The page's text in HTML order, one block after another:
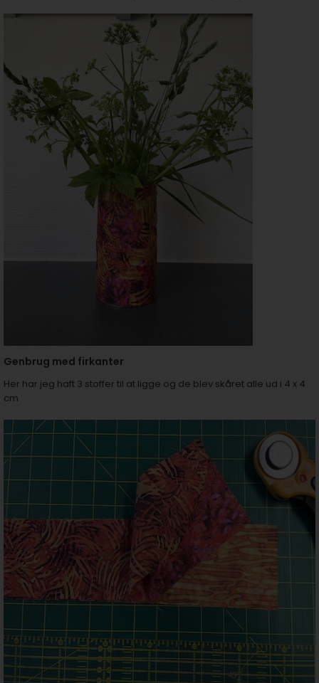
Genbrug med firkanter
Her har jeg haft 3 stoffer til at ligge og de blev skåret alle ud i 4 x 4
cm